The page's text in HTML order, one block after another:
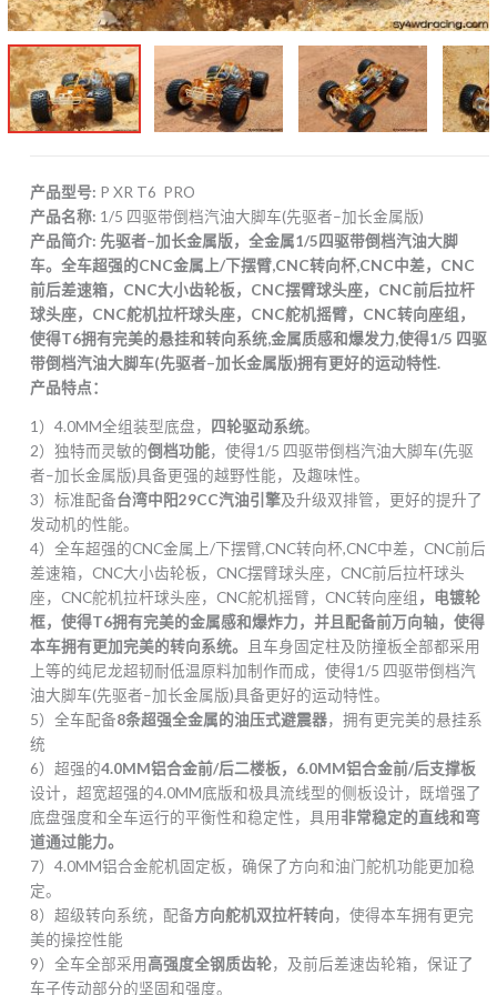
产品型号: P XR T6 PRO
产品名称: 1/5 四驱带倒档汽油大脚车(先驱者–加长金属版)
产品简介: 先驱者–加长金属版，全金属1/5四驱带倒档汽油大脚
车。全车超强的CNC金属上/下摆臂,CNC转向杯,CNC中差，CNC
前后差速箱，CNC大小齿轮板，CNC摆臂球头座，CNC前后拉杆
球头座，CNC舵机拉杆球头座，CNC舵机摇臂，CNC转向座组，
使得T6拥有完美的悬挂和转向系统,金属质感和爆发力,使得1/5 四驱
带倒档汽油大脚车(先驱者–加长金属版)拥有更好的运动特性.
产品特点：
1）4.0MM全组装型底盘， 四轮驱动系统。
2）独特而灵敏的倒档功能，使得1/5 四驱带倒档汽油大脚车(先驱
者–加长金属版)具备更强的越野性能，及趣味性。
3）标准配备台湾中阳29CC汽油引擎及升级双排管，更好的提升了
发动机的性能。
4）全车超强的CNC金属上/下摆臂,CNC转向杯,CNC中差，CNC前后
差速箱，CNC大小齿轮板，CNC摆臂球头座，CNC前后拉杆球头
座，CNC舵机拉杆球头座，CNC舵机摇臂，CNC转向座组 ，电镀轮
框，使得T6拥有完美的金属感和爆炸力，并且配备前万向轴，使得
本车拥有更加完美的转向系统。
且车身固定柱及防撞板全部都采用
上等的纯尼龙超韧耐低温原料加制作而成，使得1/5 四驱带倒档汽
油大脚车(先驱者–加长金属版)具备更好的运动特性。
5）全车配备8条超强全金属的油压式避震器，拥有更完美的悬挂系
统
6）超强的4.0MM铝合金前/后二楼板，6.0MM铝合金前/后支撑板
设计，超宽超强的4.0MM底版和极具流线型的侧板设计，既增强了
底盘强度和全车运行的平衡性和稳定性，具用非常稳定的直线和弯
道通过能力。
7）4.0MM铝合金舵机固定板，确保了方向和油门舵机功能更加稳
定。
8）超级转向系统，配备方向舵机双拉杆转向，使得本车拥有更完
美的操控性能
9）全车全部采用高强度全钢质齿轮，及前后差速齿轮箱，保证了
车子传动部分的坚固和强度。